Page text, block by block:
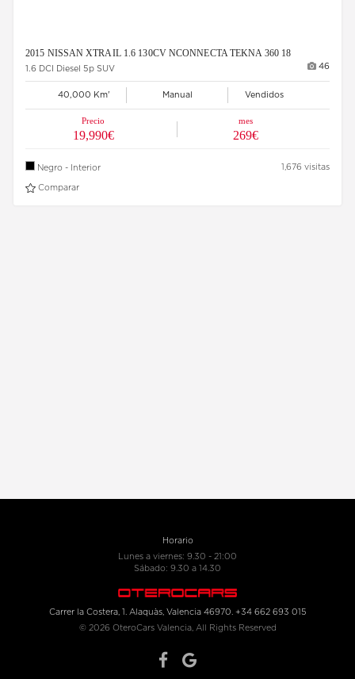
2015 NISSAN XTRAIL 1.6 130CV NCONNECTA TEKNA 360 18
46
1.6 DCI Diesel 5p SUV
40,000 Km' Manual Vendidos
Precio
19,990€
mes
269€
1,676 visitas
Negro - Interior
Comparar
Horario
Lunes a viernes: 9.30 - 21:00
Sábado: 9.30 a 14.30
Carrer la Costera, 1. Alaquàs, Valencia 46970. +34 662 693 015
© 2026 OteroCars Valencia, All Rights Reserved